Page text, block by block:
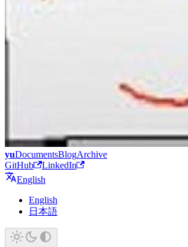
yuDocumentsBlogArchive
GitHub
LinkedIn
English
English
日本語